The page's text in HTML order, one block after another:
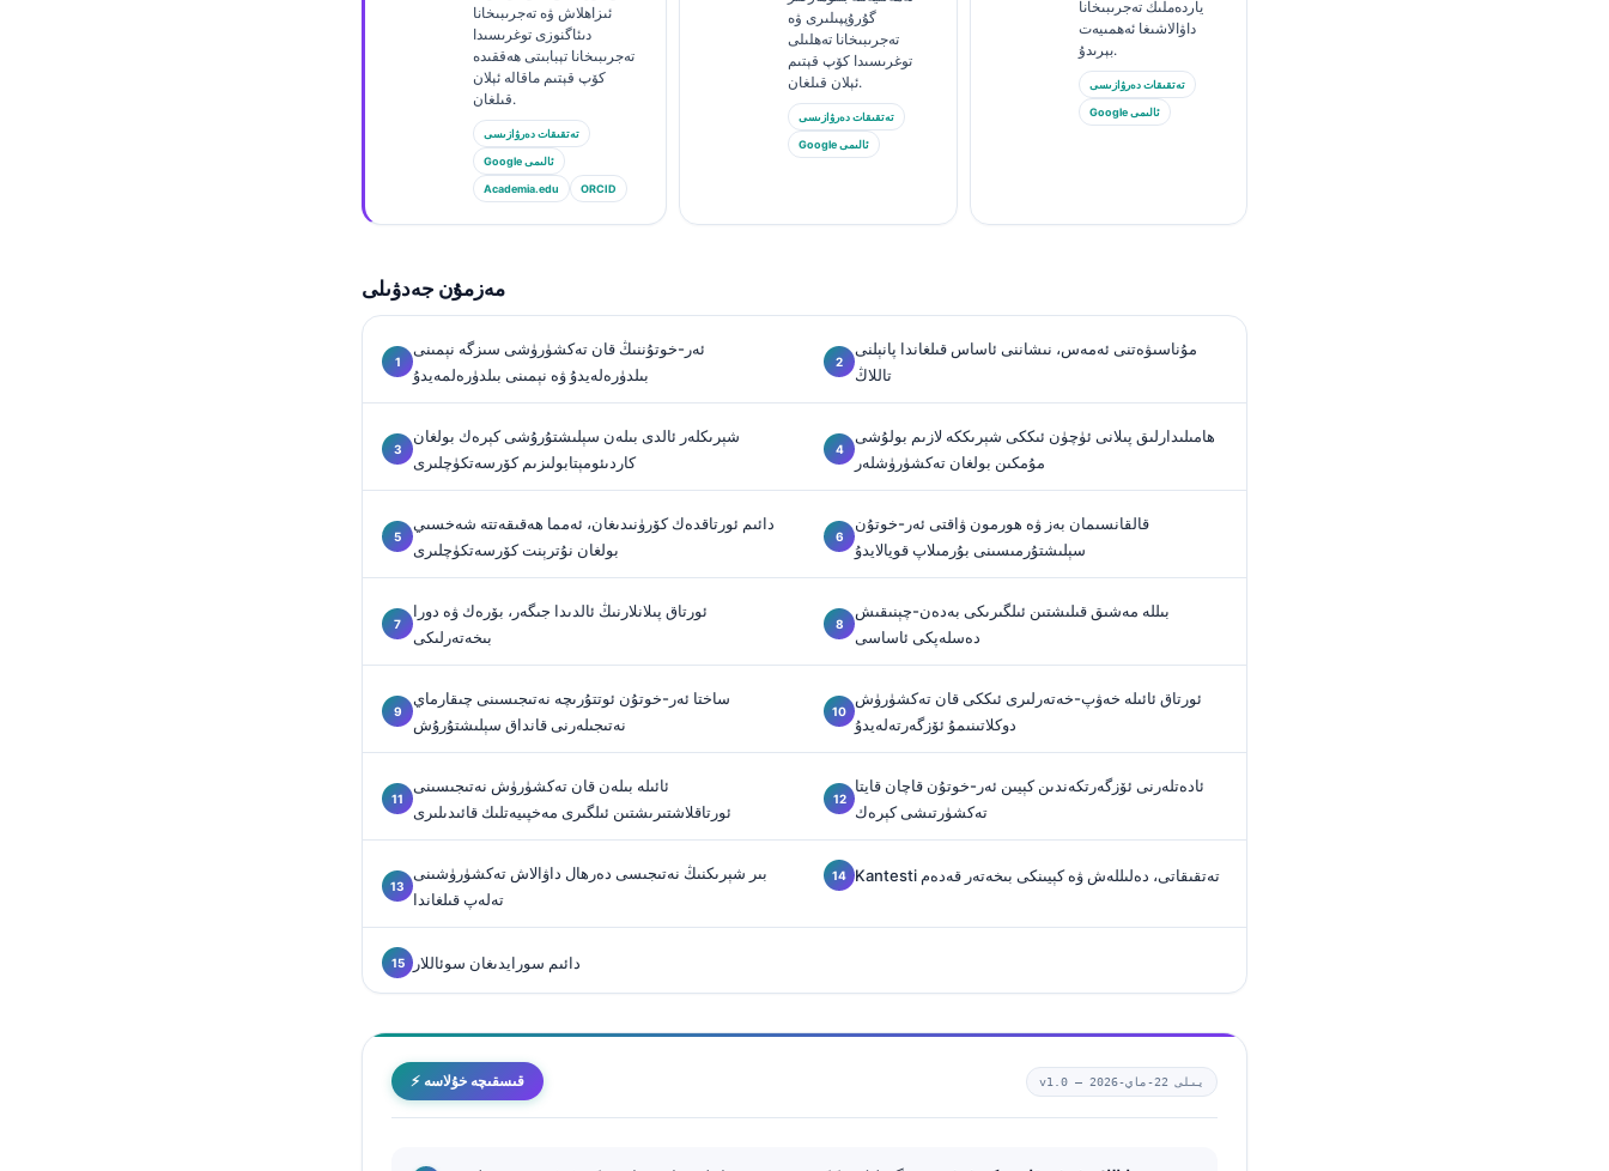
ئىزاھلاش ۋە تەجرىبىخانا
دىئاگنوزى توغرىسىدا
تەجرىبىخانا تېبابىتى ھەققىدە
كۆپ قېتىم ماقالە ئېلان
قىلغان.
تەتقىقات دەرۋازىسى
Google ئالىمى
Academia.edu ORCID
گۇرۇپپىلىرى ۋە
تەجرىبىخانا تەھلىلى
توغرىسىدا كۆپ قېتىم
ئېلان قىلغان.
تەتقىقات دەرۋازىسى
Google ئالىمى
ياردەملىك تەجرىبىخانا
داۋالاشىغا ئەھمىيەت
بېرىدۇ.
تەتقىقات دەرۋازىسى
Google ئالىمى
مەزمۇن جەدۋىلى
ئەر-خوتۇننىڭ قان تەكشۈرۈشى سىزگە نېمىنى
بىلدۈرەلەيدۇ ۋە نېمىنى بىلدۈرەلمەيدۇ
مۇناسىۋەتنى ئەمەس، نىشاننى ئاساس قىلغاندا پانېلنى
تاللاڭ
شېرىكلەر ئالدى بىلەن سېلىشتۇرۇشى كېرەك بولغان
كاردىئومېتابولىزىم كۆرسەتكۈچلىرى
ھامىلىدارلىق پىلانى ئۈچۈن ئىككى شېرىككە لازىم بولۇشى
مۇمكىن بولغان تەكشۈرۈشلەر
دائىم ئورتاقدەك كۆرۈنىدىغان، ئەمما ھەقىقەتتە شەخسىي
بولغان نۇترېنت كۆرسەتكۈچلىرى
قالقانسىمان بەز ۋە ھورمون ۋاقتى ئەر-خوتۇن
سېلىشتۇرمىسىنى بۇرمىلاپ قويالايدۇ
ئورتاق پىلانلارنىڭ ئالدىدا جىگەر، بۆرەك ۋە دورا
بىخەتەرلىكى
بىللە مەشىق قىلىشتىن ئىلگىرىكى بەدەن-چېنىقىش
دەسلەپكى ئاساسى
ساختا ئەر-خوتۇن ئوتتۇرىچە نەتىجىسىنى چىقارماي
نەتىجىلەرنى قانداق سېلىشتۇرۇش
ئورتاق ئائىلە خەۋپ-خەتەرلىرى ئىككى قان تەكشۈرۈش
دوكلاتىنىمۇ ئۆزگەرتەلەيدۇ
ئائىلە بىلەن قان تەكشۈرۈش نەتىجىسىنى
ئورتاقلاشتىرىشتىن ئىلگىرى مەخپىيەتلىك قائىدىلىرى
ئادەتلەرنى ئۆزگەرتكەندىن كېيىن ئەر-خوتۇن قاچان قايتا
تەكشۈرتىشى كېرەك
بىر شېرىكنىڭ نەتىجىسى دەرھال داۋالاش تەكشۈرۈشىنى
تەلەپ قىلغاندا
Kantesti تەتقىقاتى، دەلىللەش ۋە كېيىنكى بىخەتەر قەدەم
دائىم سورايدىغان سوئاللار
⚡ قىسقىچە خۇلاسە v1.0 — 2026-يىلى 22-ماي